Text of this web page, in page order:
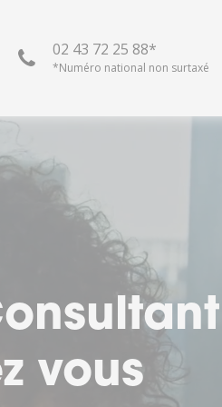
02 43 72 25 88*
*Numéro national non surtaxé
vie